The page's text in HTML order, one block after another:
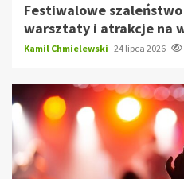
Festiwalowe
warsztaty i atrakcje na
Kamil Chmielewski 24 lipca 2026